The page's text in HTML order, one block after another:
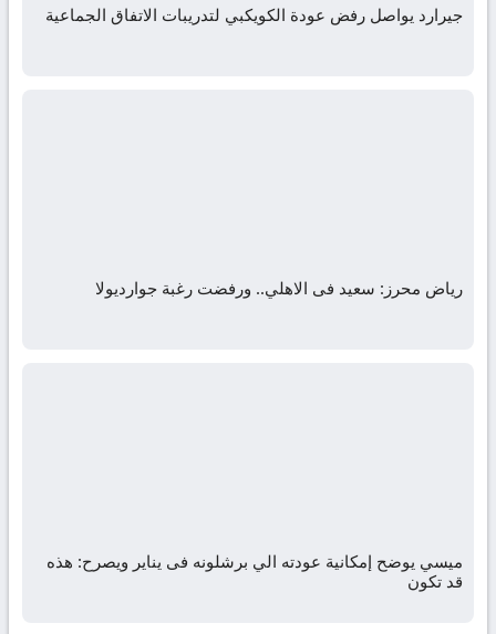
جيرارد يواصل رفض عودة الكويكبي لتدريبات الاتفاق الجماعية
رياض محرز: سعيد فى الاهلي.. ورفضت رغبة جوارديولا
ميسي يوضح إمكانية عودته الي برشلونه فى يناير ويصرح: هذه
قد تكون